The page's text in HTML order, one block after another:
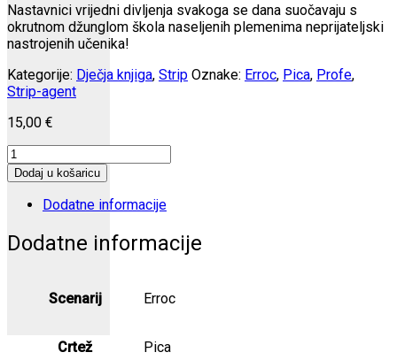
Nastavnici vrijedni divljenja svakoga se dana suočavaju s
okrutnom džunglom škola naseljenih plemenima neprijateljski
nastrojenih učenika!
Kategorije: Dječja knjiga, Strip Oznake: Erroc, Pica, Profe,
Strip-agent
15,00 €
Profe,
knjiga
2
količina
Dodaj u košaricu
Dodatne informacije
Dodatne informacije
Scenarij Erroc
Crtež Pica